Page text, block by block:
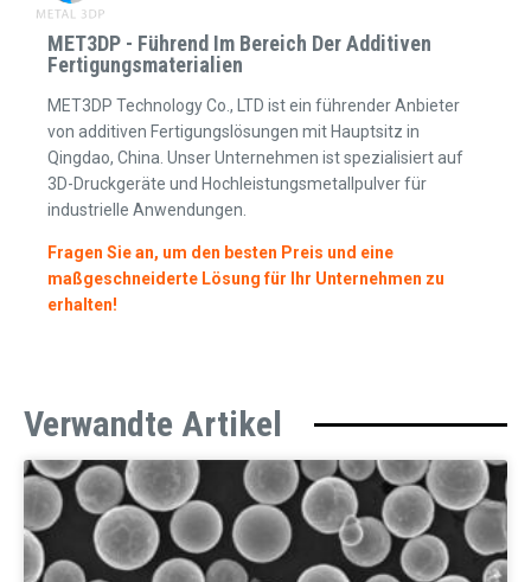
MET3DP - Führend Im Bereich Der Additiven
Fertigungsmaterialien
MET3DP Technology Co., LTD ist ein führender Anbieter
von additiven Fertigungslösungen mit Hauptsitz in
Qingdao, China. Unser Unternehmen ist spezialisiert auf
3D-Druckgeräte und Hochleistungsmetallpulver für
industrielle Anwendungen.
Fragen Sie an, um den besten Preis und eine
maßgeschneiderte Lösung für Ihr Unternehmen zu
erhalten!
Verwandte Artikel